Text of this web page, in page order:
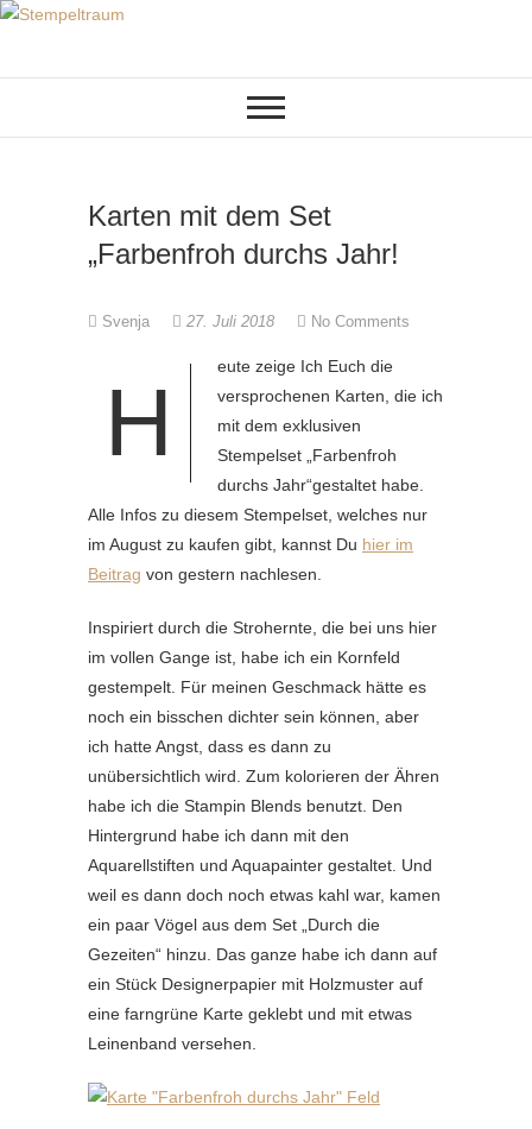
Skip
Stempeltraum
Karten mit dem Set
„Farbenfroh durchs Jahr!
Svenja 27. Juli 2018 No Comments
H
eute zeige Ich Euch die
versprochenen Karten, die ich
mit dem exklusiven
Stempelset „Farbenfroh
durchs Jahr“gestaltet habe.
Alle Infos zu diesem Stempelset, welches nur
im August zu kaufen gibt, kannst Du hier im
Beitrag von gestern nachlesen.
Inspiriert durch die Strohernte, die bei uns hier
im vollen Gange ist, habe ich ein Kornfeld
gestempelt. Für meinen Geschmack hätte es
noch ein bisschen dichter sein können, aber
ich hatte Angst, dass es dann zu
unübersichtlich wird. Zum kolorieren der Ähren
habe ich die Stampin Blends benutzt. Den
Hintergrund habe ich dann mit den
Aquarellstiften und Aquapainter gestaltet. Und
weil es dann doch noch etwas kahl war, kamen
ein paar Vögel aus dem Set „Durch die
Gezeiten“ hinzu. Das ganze habe ich dann auf
ein Stück Designerpapier mit Holzmuster auf
eine farngrüne Karte geklebt und mit etwas
Leinenband versehen.